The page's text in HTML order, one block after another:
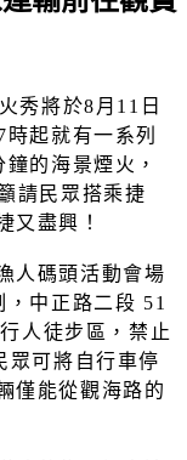
秀將於8月11日
起就有一系列
的海景煙火，
請民眾搭乘捷
又盡興！
人碼頭活動會場
，中正路二段 51
人徒步區，禁止
眾可將自行車停
僅能從觀海路的